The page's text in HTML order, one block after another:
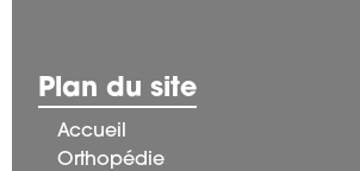
Plan du site
Accueil
Orthopédie